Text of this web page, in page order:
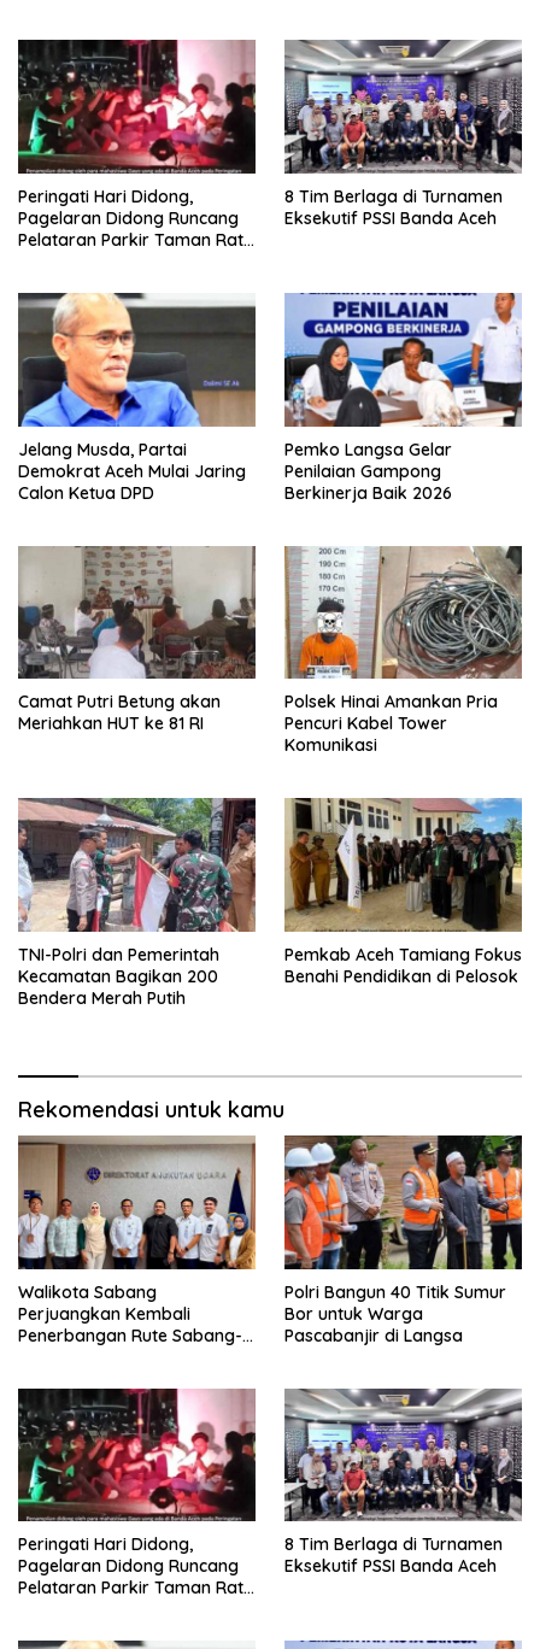
Peringati Hari Didong,
Pagelaran Didong Runcang
Pelataran Parkir Taman Ratu
8 Tim Berlaga di Turnamen
Eksekutif PSSI Banda Aceh
Jelang Musda, Partai
Demokrat Aceh Mulai Jaring
Calon Ketua DPD
Pemko Langsa Gelar
Penilaian Gampong
Berkinerja Baik 2026
Camat Putri Betung akan
Meriahkan HUT ke 81 RI
Polsek Hinai Amankan Pria
Pencuri Kabel Tower
Komunikasi
TNI-Polri dan Pemerintah
Kecamatan Bagikan 200
Bendera Merah Putih
Pemkab Aceh Tamiang Fokus
Benahi Pendidikan di Pelosok
Rekomendasi untuk kamu
Walikota Sabang
Perjuangkan Kembali
Penerbangan Rute Sabang-
Polri Bangun 40 Titik Sumur
Bor untuk Warga
Pascabanjir di Langsa
Peringati Hari Didong,
Pagelaran Didong Runcang
Pelataran Parkir Taman Ratu
8 Tim Berlaga di Turnamen
Eksekutif PSSI Banda Aceh